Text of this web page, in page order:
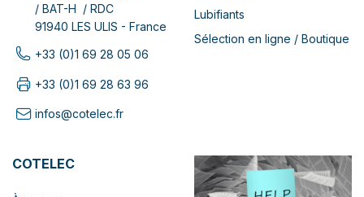
/ BAT-H / RDC
91940 LES ULIS - France
+33 (0)1 69 28 05 06
+33 (0)1 69 28 63 96
infos@cotelec.fr
Lubifiants
Sélection en ligne / Boutique
COTELEC